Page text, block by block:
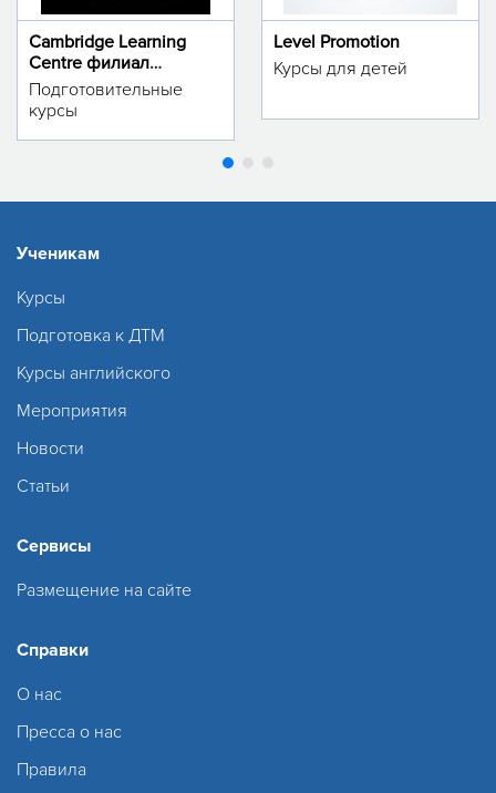
Cambridge Learning
Centre филиал
м.Тинчлик
Подготовительные
курсы
Level Promotion
Курсы для детей
Ученикам
Курсы
Подготовка к ДТМ
Курсы английского
Мероприятия
Новости
Статьи
Сервисы
Размещение на сайте
Справки
О нас
Пресса о нас
Правила